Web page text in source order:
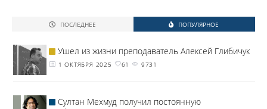
ПОСЛЕДНЕЕ ПОПУЛЯРНОЕ
Ушел из жизни преподаватель Алексей Глибичук
1 ОКТЯБРЯ 2025 61 9731
Султан Мехмуд получил постоянную